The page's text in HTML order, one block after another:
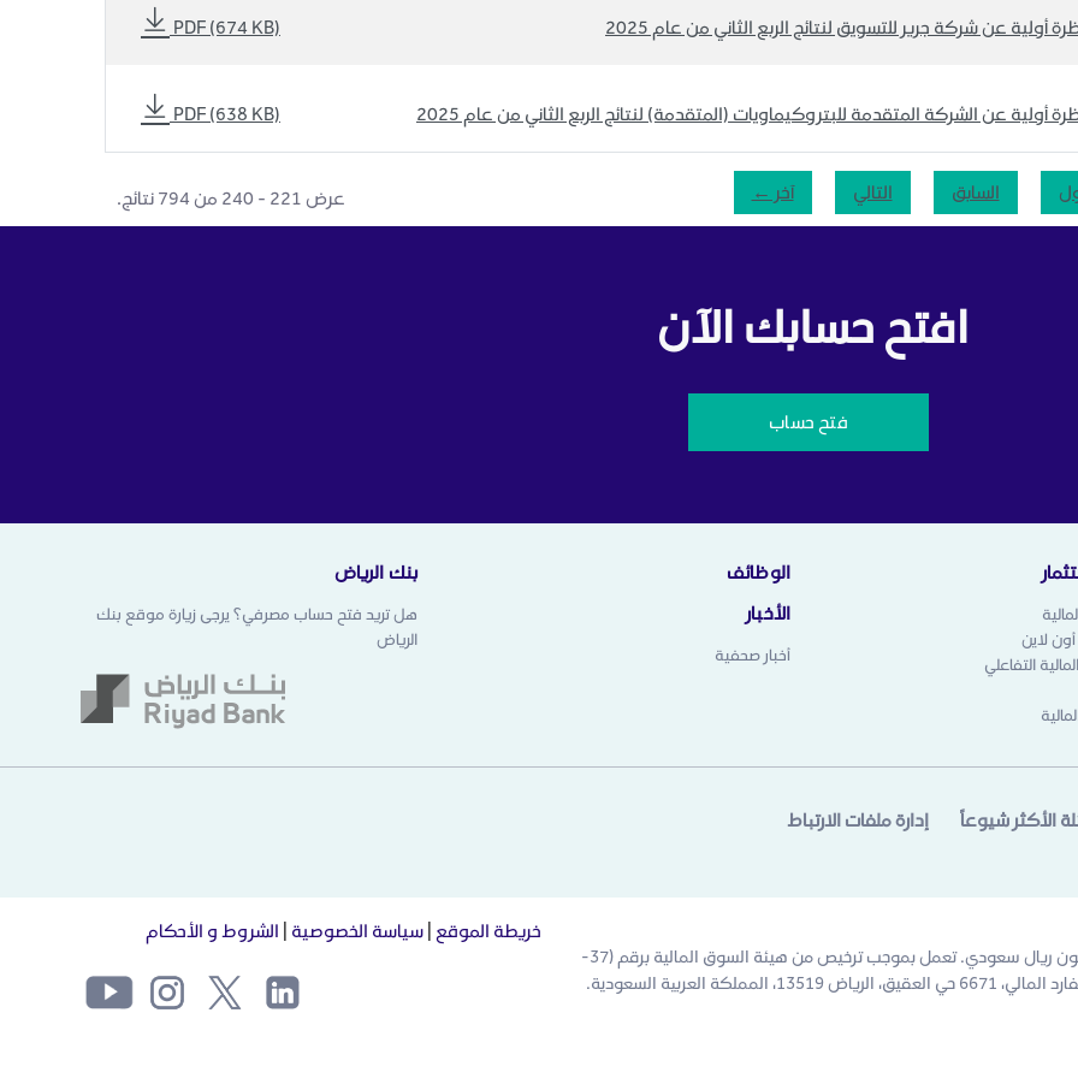
أولية عن شركة جرير للتسويق لنتائج الربع الثاني من عام 2025 PDF (674 KB)
أولية عن الشركة المتقدمة للبتروكيماويات (المتقدمة) لنتائج الربع الثاني من عام 2025 PDF (638 KB)
عرض ٢٢١ - ٢٤٠ من ٧٩٤ نتائج. السابق التالي آخر ←
افتح حسابك الآن
فتح حساب
أون لاين
التفاعلي
الوظائف
الأخبار
أخبار صحفية
بنك الرياض
هل تريد فتح حساب مصرفي؟ يرجى زيارة موقع بنك
الرياض
الأكثر شيوعاً إدارة ملفات الارتباط
الرياض المالية شركة مساهمة مقفلة. رأس المال المدفوع 500 مليون ريال سعودي. تعمل بموجب ترخيص من هيئة السوق المالية برقم (37-
خريطة الموقع سياسة الخصوصية الشروط و الأحكام